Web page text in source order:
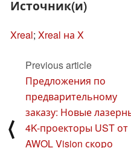
Источник(и)
Xreal; Xreal на X
⟨
Previous article
Предложения по
предварительному
заказу: Новые
4K-проекторы UST от
AWOL Vision скоро